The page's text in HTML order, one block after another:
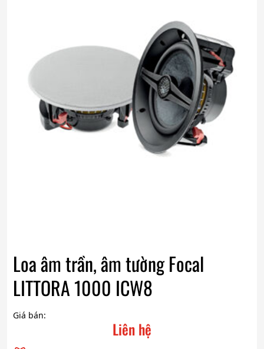
Loa âm trần, âm tường Focal
LITTORA 1000 ICW8
Giá bán:
Liên hệ